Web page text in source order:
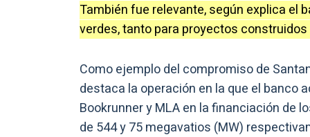
También fue relevante, según explica el
verdes, tanto para proyectos
Como ejemplo del compromiso de
destaca la operación en la que el banco
Bookrunner y MLA en la financiación de
de 544 y 75 megavatios (MW)